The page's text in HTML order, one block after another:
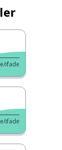
ifade
ifade